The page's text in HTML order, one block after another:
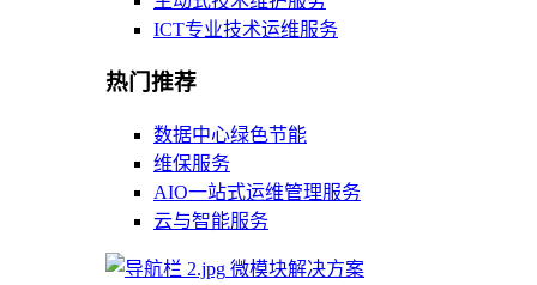
ICT专业技术运维服务
热门推荐
数据中心绿色节能
维保服务
AIO一站式运维管理服务
云与智能服务
微模块解决方案